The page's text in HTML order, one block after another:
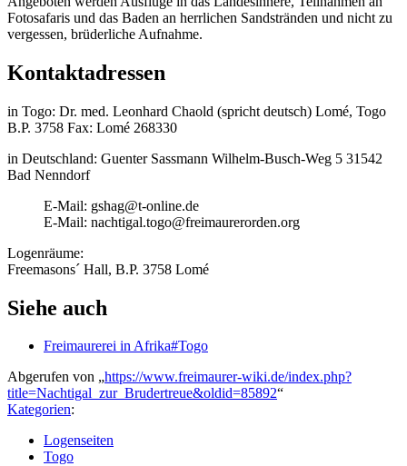
Fotosafaris und das Baden an herrlichen Sandstränden und nicht zu
vergessen, brüderliche Aufnahme.
Kontaktadressen
in Togo: Dr. med. Leonhard Chaold (spricht deutsch) Lomé, Togo
B.P. 3758 Fax: Lomé 268330
in Deutschland: Guenter Sassmann Wilhelm-Busch-Weg 5 31542
Bad Nenndorf
E-Mail: gshag@t-online.de
E-Mail: nachtigal.togo@freimaurerorden.org
Logenräume:
Freemasons´ Hall, B.P. 3758 Lomé
Siehe auch
Freimaurerei in Afrika#Togo
Abgerufen von „https://www.freimaurer-wiki.de/index.php?
title=Nachtigal_zur_Brudertreue&oldid=85892“
Kategorien:
Logenseiten
Togo